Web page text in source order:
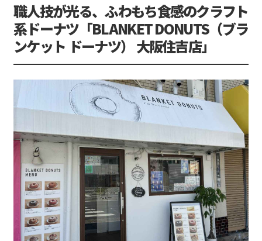
職人技が光る、ふわもち食感のクラフト
系ドーナツ「BLANKET DONUTS（ブラ
ンケット ドーナツ） 大阪住吉店」